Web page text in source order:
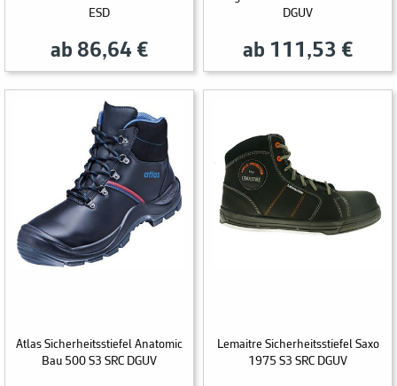
ESD
ab 86,64 €
DGUV
ab 111,53 €
Atlas Sicherheitsstiefel Anatomic
Bau 500 S3 SRC DGUV
Lemaitre Sicherheitsstiefel Saxo
1975 S3 SRC DGUV